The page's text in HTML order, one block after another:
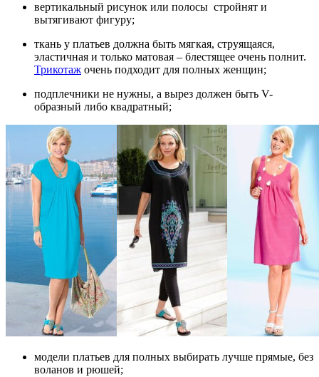
вертикальный рисунок или полосы стройнят и
вытягивают фигуру;
ткань у платьев должна быть мягкая, струящаяся,
эластичная и только матовая – блестящее очень полнит.
Трикотаж очень подходит для полных женщин;
подплечники не нужны, а вырез должен быть V-
образный либо квадратный;
модели платьев для полных выбирать лучше прямые, без
воланов и рюшей;